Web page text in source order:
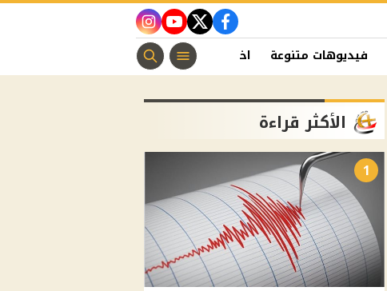
facebook
twitter
youtube
instagram
فيديوهات متنوعة اخبار الفن منوعات مسيحية
الأكثر قراءة
1